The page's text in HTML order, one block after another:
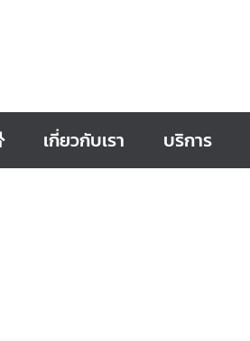
เกี่ยวกับเรา บริการ